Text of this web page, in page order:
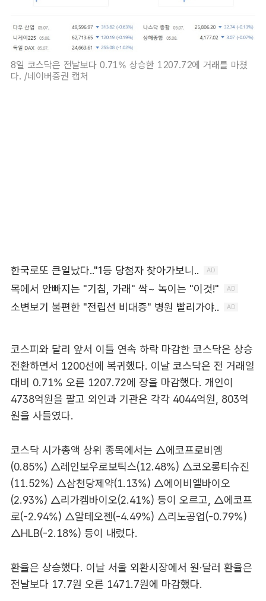
8일 코스닥은 전날보다 0.71% 상승한 1207.72에 거래를 마쳤
다. /네이버증권 캡처
코스피와 달리 앞서 이틀 연속 하락 마감한 코스닥은 상승
전환하면서 1200선에 복귀했다. 이날 코스닥은 전 거래일
대비 0.71% 오른 1207.72에 장을 마감했다. 개인이
4738억원을 팔고 외인과 기관은 각각 4044억원, 803억
원을 사들였다.
코스닥 시가총액 상위 종목에서는 △에코프로비엠
(0.85%) △레인보우로보틱스(12.48%) △코오롱티슈진
(11.52%) △삼천당제약(1.13%) △에이비엘바이오
(2.93%) △리가켐바이오(2.41%) 등이 오르고, △에코프
로(-2.94%) △알테오젠(-4.49%) △리노공업(-0.79%)
△HLB(-2.18%) 등이 내렸다.
환율은 상승했다. 이날 서울 외환시장에서 원·달러 환율은
전날보다 17.7원 오른 1471.7원에 마감했다.